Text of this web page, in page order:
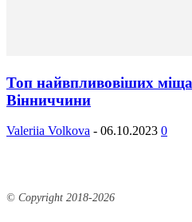
Топ найвпливовіших
Вінниччини
Valeriia Volkova - 06.10.2023 0
© Copyright 2018-2026